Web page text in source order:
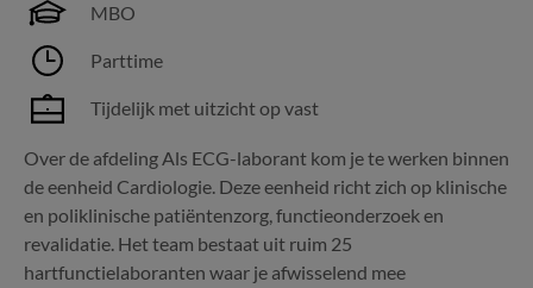
MBO
Parttime
Tijdelijk met uitzicht op vast
Over de afdeling Als ECG-laborant kom je te werken binnen
de eenheid Cardiologie. Deze eenheid richt zich op klinische
en poliklinische patiëntenzorg, functieonderzoek en
revalidatie. Het team bestaat uit ruim 25
hartfunctielaboranten waar je afwisselend mee